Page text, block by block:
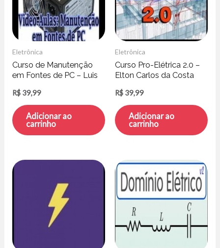
Eletrônica
Curso de Manutenção
em Fontes de PC – Luis
R$ 39,99
Adicionar ao
carrinho
Eletrônica
Curso Pro-Elétrica 2.0 –
Elton Carlos da Costa
R$ 39,99
Adicionar ao
carrinho